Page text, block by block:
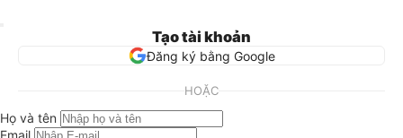
Tạo tài khoản
Đăng ký bằng Google
HOẶC
Họ và tên
Email